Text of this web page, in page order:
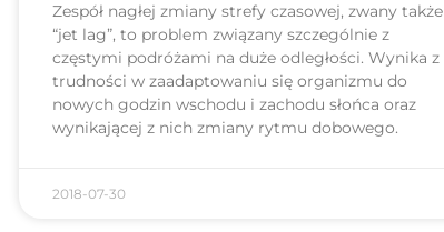
Zespół nagłej zmiany strefy czasowej, zwany także
“jet lag”, to problem związany szczególnie z
częstymi podróżami na duże odległości. Wynika z
trudności w zaadaptowaniu się organizmu do
nowych godzin wschodu i zachodu słońca oraz
wynikającej z nich zmiany rytmu dobowego.
2018-07-30